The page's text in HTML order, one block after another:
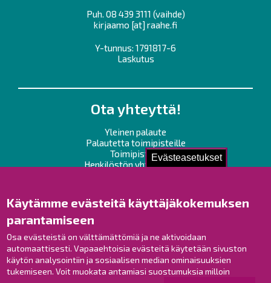
Evästeasetukset
Käytämme evästeitä käyttäjäkokemuksen
parantamiseen
Osa evästeistä on välttämättömiä ja ne aktivoidaan
automaattisesti. Vapaaehtoisia evästeitä käytetään sivuston
käytön analysointiin ja sosiaalisen median ominaisuuksien
tukemiseen. Voit muokata antamiasi suostumuksia milloin
Puh. 08 439 3111 (vaihde)
kirjaamo [at] raahe.fi
Y-tunnus: 1791817-6
Laskutus
Ota yhteyttä!
Yleinen palaute
Palautetta toimipisteille
Toimipisteet
Henkilöstön yhteystiedot
Raahe Facebookissa
Raahe Instagramissa
Raahe LinkedInissä
Raahe YouTubessa